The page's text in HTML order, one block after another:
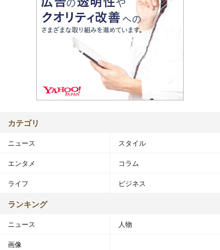
カテゴリ
ニュース スタイル
エンタメ コラム
ライフ ビジネス
ランキング
ニュース 人物
画像